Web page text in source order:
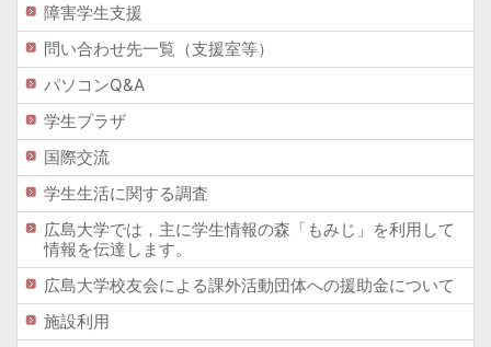
障害学生支援
問い合わせ先一覧（支援室等）
パソコンQ&A
学生プラザ
国際交流
学生生活に関する調査
広島大学では，主に学生情報の森「もみじ」を利用して
情報を伝達します。
広島大学校友会による課外活動団体への援助金について
施設利用